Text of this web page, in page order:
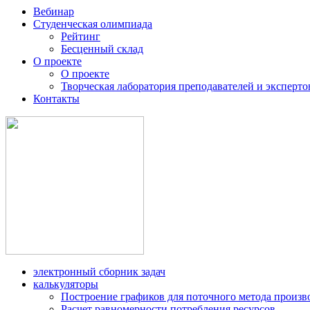
Вебинар
Студенческая олимпиада
Рейтинг
Бесценный склад
О проекте
О проекте
Творческая лаборатория преподавателей и
Контакты
электронный сборник задач
калькуляторы
Построение графиков для поточного метода